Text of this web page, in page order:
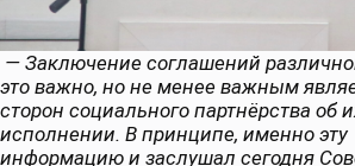
— Заключение соглашений
это важно, но не менее важным
сторон социального партнёрства об
исполнении. В принципе, именно эту
информацию и заслушал сегодня